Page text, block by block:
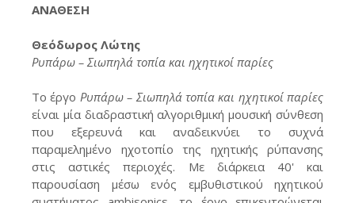
ΑΝΑΘΕΣΗ
Θεόδωρος Λώτης
Ρυπάρω – Σιωπηλά τοπία και ηχητικοί παρίες
Το έργο Ρυπάρω – Σιωπηλά τοπία και ηχητικοί παρίες
είναι μία διαδραστική αλγοριθμική μουσική σύνθεση
που εξερευνά και αναδεικνύει το συχνά
παραμελημένο ηχοτοπίο της ηχητικής ρύπανσης
στις αστικές περιοχές. Με διάρκεια 40' και
παρουσίαση μέσω ενός εμβυθιστικού ηχητικού